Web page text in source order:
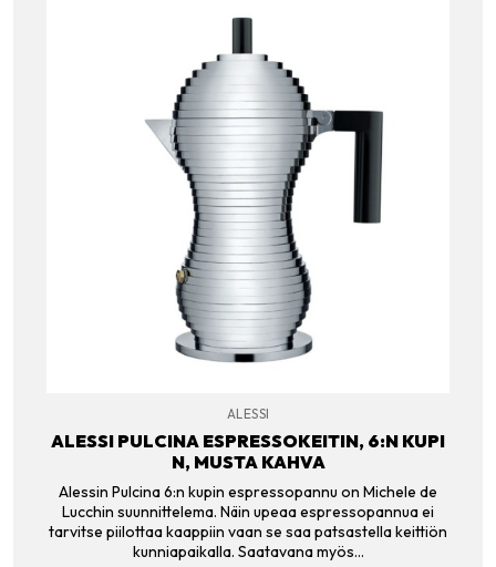
ALESSI
ALESSI PULCINA ESPRESSOKEITIN, 6:N KUPI
N, MUSTA KAHVA
Alessin Pulcina 6:n kupin espressopannu on Michele de
Lucchin suunnittelema. Näin upeaa espressopannua ei
tarvitse piilottaa kaappiin vaan se saa patsastella keittiön
kunniapaikalla. Saatavana myös…